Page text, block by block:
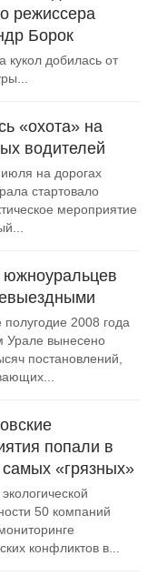
режиссера
Борок
кукол добилась от
«охота» на
водителей
на дорогах
стартовало
мероприятие
южноуральцев
полугодие 2008 года
вынесено
постановлений,
попали в
«грязных»
50 компаний
конфликтов в...